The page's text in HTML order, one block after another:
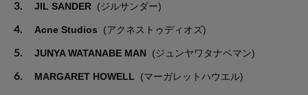
3. JIL SANDER (ジルサンダー)
4. Acne Studios (アクネストゥディオズ)
5. JUNYA WATANABE MAN (ジュンヤワタナベマン)
6. MARGARET HOWELL (マーガレットハウエル)